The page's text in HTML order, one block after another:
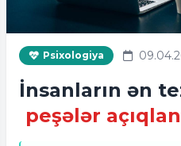
Psixologiya
İnsanların ən
peşələr